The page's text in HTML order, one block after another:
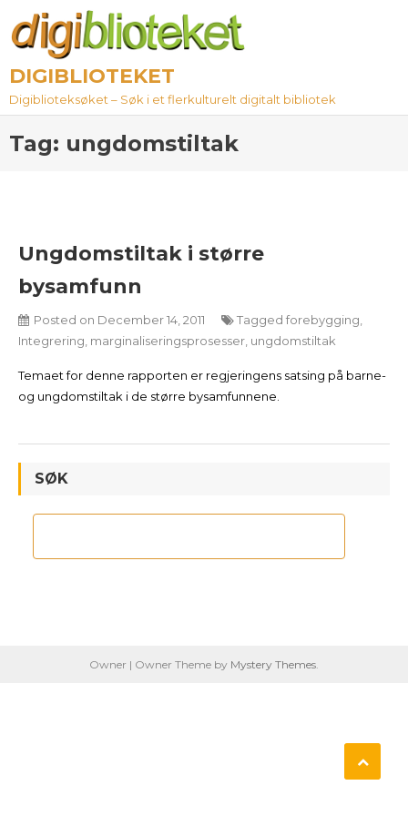
content
DIGIBLIOTEKET
Digiblioteksøket – Søk i et flerkulturelt digitalt bibliotek
Tag: ungdomstiltak
Ungdomstiltak i større
bysamfunn
Posted on December 14, 2011 Tagged forebygging
Integrering marginaliseringsprosesser ungdomstiltak
Temaet for denne rapporten er regjeringens satsing på barne-
og ungdomstiltak i de større bysamfunnene.
SØK
Owner | Owner Theme by Mystery Themes.